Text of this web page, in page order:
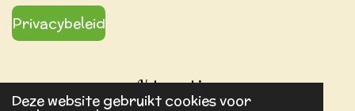
Deze website gebruikt cookies voor
Privacybeleid
Volg ons hier: